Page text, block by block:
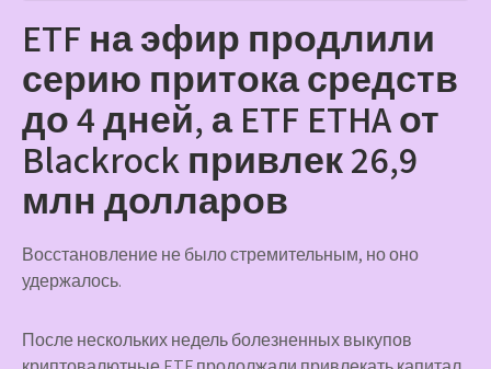
ETF на эфир продлили
серию притока средств
до 4 дней, а ETF ETHA от
Blackrock привлек 26,9
млн долларов
Восстановление не было стремительным, но оно
удержалось.
После нескольких недель болезненных выкупов